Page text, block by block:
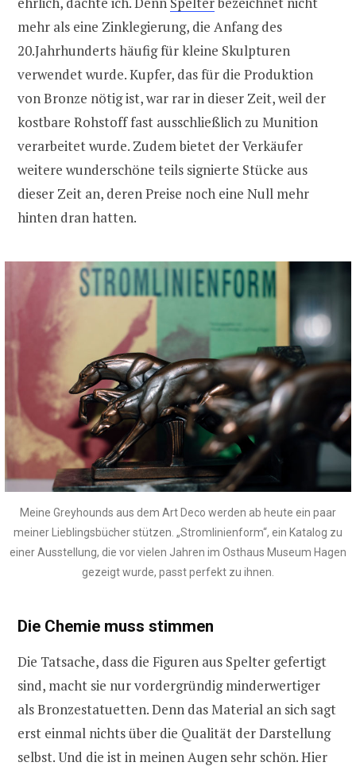
mehr als eine Zinklegierung, die Anfang des
20.Jahrhunderts häufig für kleine Skulpturen
verwendet wurde. Kupfer, das für die Produktion
von Bronze nötig ist, war rar in dieser Zeit, weil der
kostbare Rohstoff fast ausschließlich zu Munition
verarbeitet wurde. Zudem bietet der Verkäufer
weitere wunderschöne teils signierte Stücke aus
dieser Zeit an, deren Preise noch eine Null mehr
hinten dran hatten.
Meine Greyhounds aus dem Art Deco werden ab heute ein paar
meiner Lieblingsbücher stützen. „Stromlinienform“, ein Katalog zu
einer Ausstellung, die vor vielen Jahren im Osthaus Museum Hagen
gezeigt wurde, passt perfekt zu ihnen.
Die Chemie muss stimmen
Die Tatsache, dass die Figuren aus Spelter gefertigt
sind, macht sie nur vordergründig minderwertiger
als Bronzestatuetten. Denn das Material an sich sagt
erst einmal nichts über die Qualität der Darstellung
selbst. Und die ist in meinen Augen sehr schön. Hier